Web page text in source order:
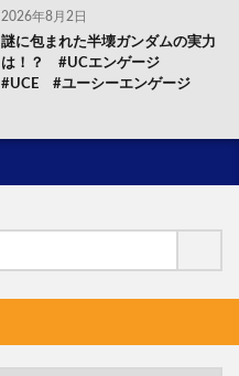
2026年8月2日
謎に包まれた半壊ガンダムの実力
は！？ #UCエンゲージ
#UCE #ユーシーエンゲージ